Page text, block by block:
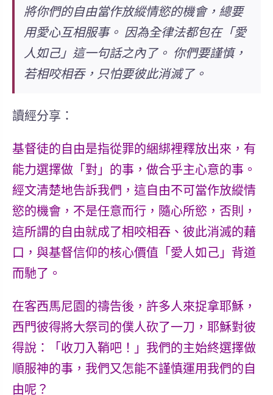
將你們的自由當作放縱情慾的機會，總要
用愛心互相服事。 因為全律法都包在「愛
人如己」 這一句話之內了。 你們要謹慎，
若相咬相吞，只怕要彼此消滅了。
讀經分享：
基督徒的自由是指從罪的綑綁裡釋放出來，有
能力選擇做「對」的事，做合乎主心意的事。
經文清楚地告訴我們，這自由不可當作放縱情
慾的機會，不是任意而行，隨心所慾，否則，
這所謂的自由就成了相咬相吞、彼此消滅的藉
口，與基督信仰的核心價值「愛人如己」背道
而馳了。
在客西馬尼園的禱告後，許多人來捉拿耶穌，
西門彼得將大祭司的僕人砍了一刀，耶穌對彼
得說：「收刀入鞘吧！」 我們的主始終選擇做
順服神的事 ，我們又怎能不謹慎運用我們的自
由呢？